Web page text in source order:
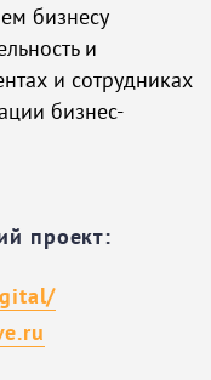
бизнесу
и
и сотрудниках
бизнес-
проект: